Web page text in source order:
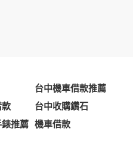
台中機車借款推薦
款
台中收購鑽石
推薦 機車借款